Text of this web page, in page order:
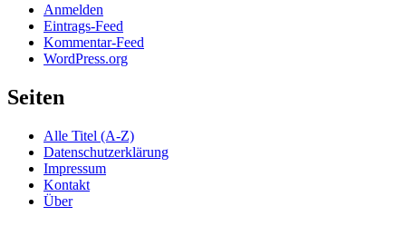
Anmelden
Eintrags-Feed
Kommentar-Feed
WordPress.org
Seiten
Alle Titel (A-Z)
Datenschutzerklärung
Impressum
Kontakt
Über